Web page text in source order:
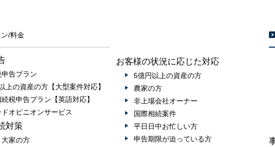
/料金
告プラン
上の資産の方【大型案件対応】
税申告プラン【英語対応】
オピニオンサービス
対策
家の方
お客様の状況に応じた対応
5億円以上の資産の方
農家の方
非上場会社オーナー
国際相続案件
平日日中お忙しい方
申告期限が迫っている方